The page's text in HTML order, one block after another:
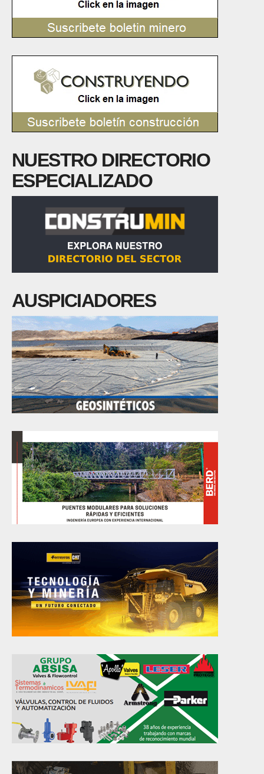
NUESTRO DIRECTORIO
ESPECIALIZADO
AUSPICIADORES